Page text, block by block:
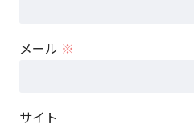
メール ※
サイト